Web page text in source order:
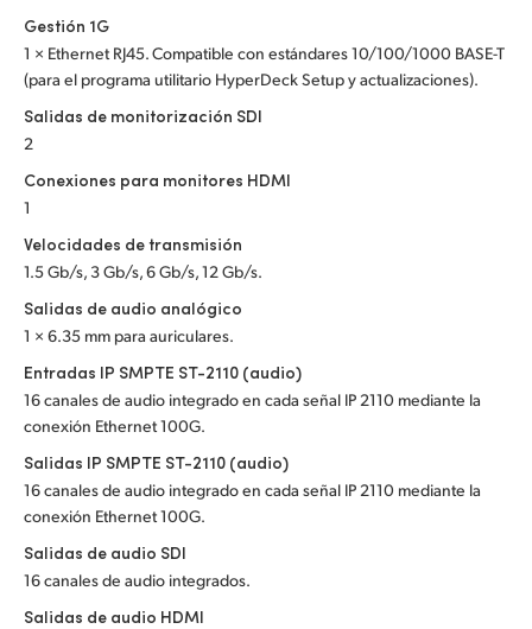
Turkey
UAE
United Kingdom
United States
Gestión 1G
1 × Ethernet RJ45. Compatible con estándares 10/100/1000 BASE-T
(para el programa utilitario HyperDeck Setup y actualizaciones).
Salidas de monitorización SDI
2
Conexiones para monitores HDMI
1
Velocidades de transmisión
1.5 Gb/s, 3 Gb/s, 6 Gb/s, 12 Gb/s.
Salidas de audio analógico
1 × 6.35 mm para auriculares.
Entradas IP SMPTE ST-2110 (audio)
16 canales de audio integrado en cada señal IP 2110 mediante la
conexión Ethernet 100G.
Salidas IP SMPTE ST-2110 (audio)
16 canales de audio integrado en cada señal IP 2110 mediante la
conexión Ethernet 100G.
Salidas de audio SDI
16 canales de audio integrados.
Salidas de audio HDMI